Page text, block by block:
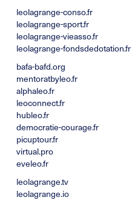
leolagrange-conso.fr
leolagrange-sport.fr
leolagrange-vieasso.fr
leolagrange-fondsdedotation.fr
bafa-bafd.org
mentoratbyleo.fr
alphaleo.fr
leoconnect.fr
hubleo.fr
democratie-courage.fr
picuptour.fr
virtual.pro
eveleo.fr
leolagrange.tv
leolagrange.io